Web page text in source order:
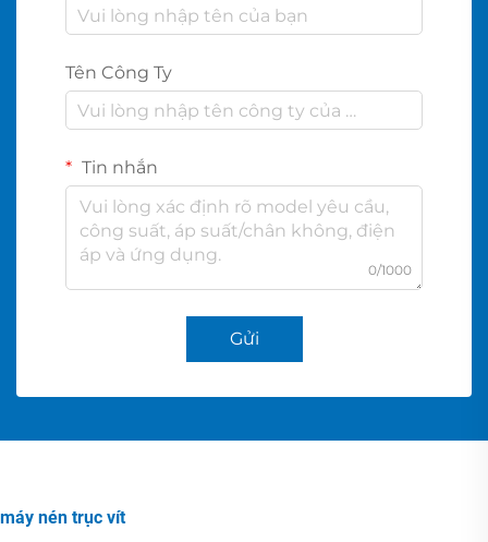
Tên Công Ty
Tin nhắn
0/1000
Gửi
máy nén trục vít